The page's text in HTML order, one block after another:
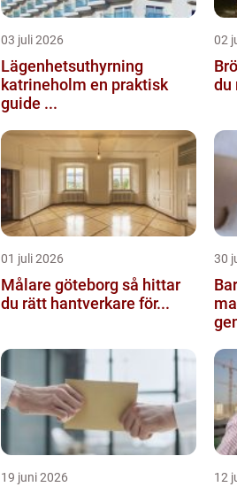
03 juli 2026
Lägenhetsuthyrning
katrineholm en praktisk
guide ...
02
du
01 juli 2026
Målare göteborg så hittar
du rätt hantverkare för...
30
malmö
19 juni 2026 12